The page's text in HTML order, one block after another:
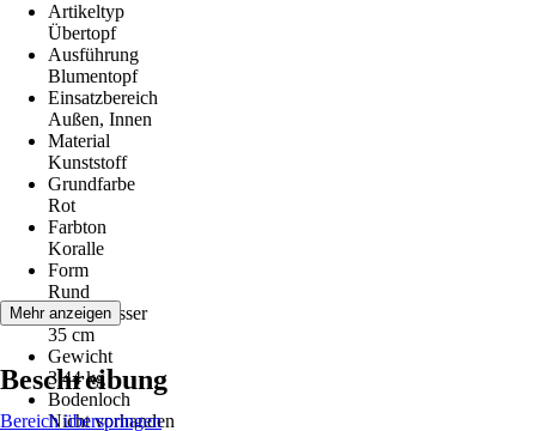
Artikeltyp
Übertopf
Ausführung
Blumentopf
Einsatzbereich
Außen, Innen
Material
Kunststoff
Grundfarbe
Rot
Farbton
Koralle
Form
Rund
Durchmesser
35 cm
Gewicht
3,44 kg
Bodenloch
Nicht vorhanden
Mehr anzeigen
Beschreibung
Bereich überspringen